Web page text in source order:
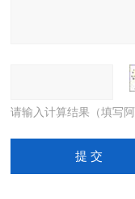
请输入计算结果（填写